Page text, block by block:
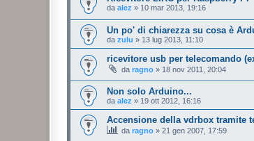
da alez » 10 mar 2013, 19:16
Un po' di chiarezza su cosa è
da zulu » 13 lug 2013, 11:10
ricevitore usb per telecomando
da ragno » 18 nov 2011, 20:04
Non solo Arduino...
da alez » 19 ott 2012, 16:16
Accensione della vdrbox tramite
da ragno » 21 gen 2007, 17:59